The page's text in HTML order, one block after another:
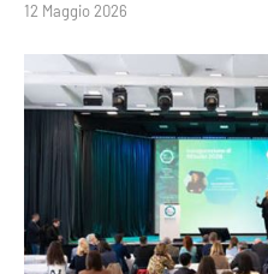
12 Maggio 2026